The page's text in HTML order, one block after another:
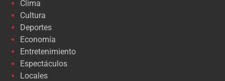
Clima
Cultura
Deportes
Economía
Entretenimiento
Espectáculos
Locales